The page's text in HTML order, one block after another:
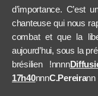
d’importance. C’est
chanteuse qui nous
combat et que la
aujourd’hui, sous la
brésilien !nnnn
17h40nnnC.Pereirann